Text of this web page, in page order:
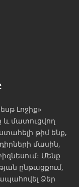
Լոջիք»
և մատուցվող
թիմ ենք,
մասին,
Մենք
ընթացքում,
Ձեր